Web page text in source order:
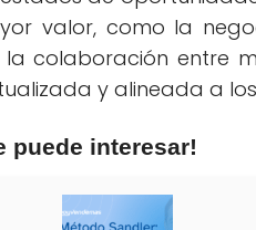
valor, como la
la colaboración entre
y alineada a
puede interesar!